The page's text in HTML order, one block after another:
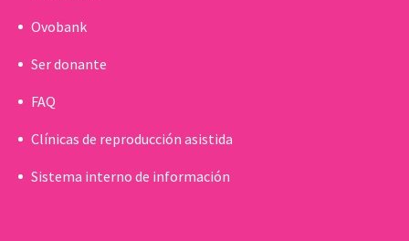
Ovobank
Ser donante
FAQ
Clínicas de reproducción asistida
Sistema interno de información